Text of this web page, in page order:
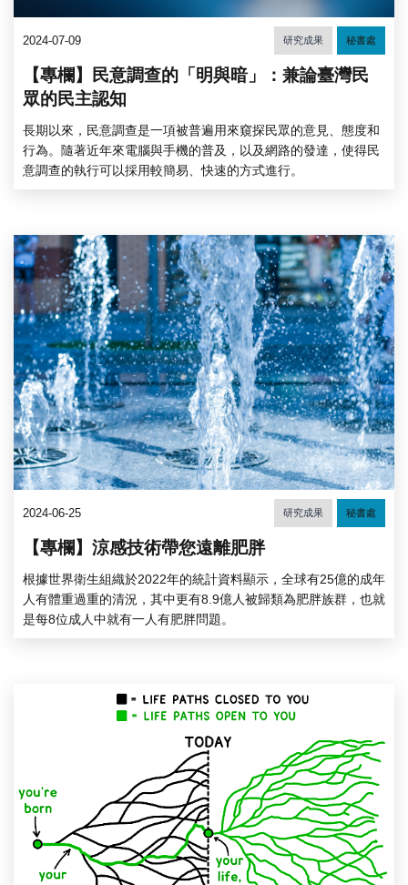
2024-07-09 研究成果 秘書處
【專欄】民意調查的「明與暗」：兼論臺灣民
眾的民主認知
長期以來，民意調查是一項被普遍用來窺探民眾的意見、態度和
行為。隨著近年來電腦與手機的普及，以及網路的發達，使得民
意調查的執行可以採用較簡易、快速的方式進行。
2024-06-25 研究成果 秘書處
【專欄】涼感技術帶您遠離肥胖
根據世界衛生組織於2022年的統計資料顯示，全球有25億的成年
人有體重過重的清況，其中更有8.9億人被歸類為肥胖族群，也就
是每8位成人中就有一人有肥胖問題。